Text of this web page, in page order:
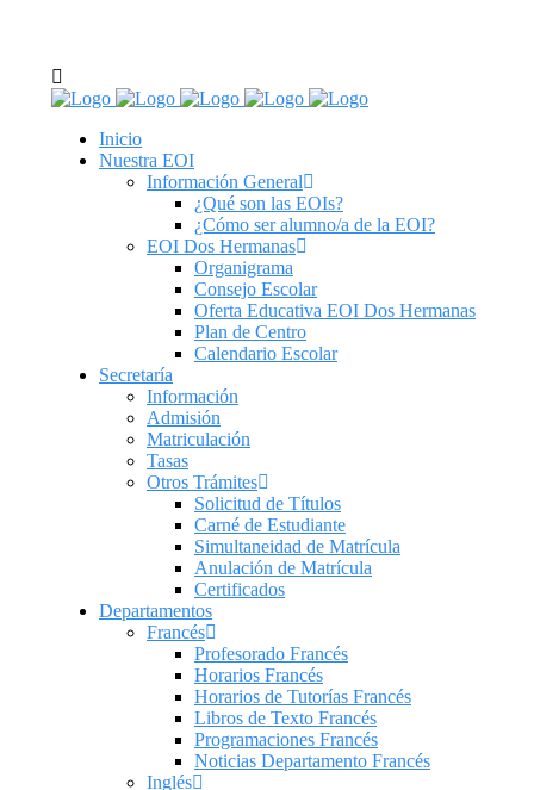
tel: 955 62 43 03
Inicio
Nuestra EOI
Información General
¿Qué son las EOIs?
¿Cómo ser alumno/a de la EOI?
EOI Dos Hermanas
Organigrama
Consejo Escolar
Oferta Educativa EOI Dos Hermanas
Plan de Centro
Calendario Escolar
Secretaría
Información
Admisión
Matriculación
Tasas
Otros Trámites
Solicitud de Títulos
Carné de Estudiante
Simultaneidad de Matrícula
Anulación de Matrícula
Certificados
Departamentos
Francés
Profesorado Francés
Horarios Francés
Horarios de Tutorías Francés
Libros de Texto Francés
Programaciones Francés
Noticias Departamento Francés
Inglés